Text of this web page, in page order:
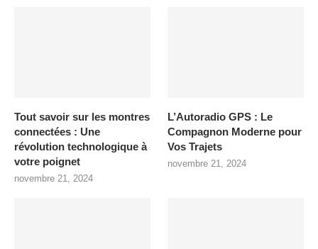
Tout savoir sur les montres
connectées : Une
révolution technologique à
votre poignet
novembre 21, 2024
L’Autoradio GPS : Le
Compagnon Moderne pour
Vos Trajets
novembre 21, 2024